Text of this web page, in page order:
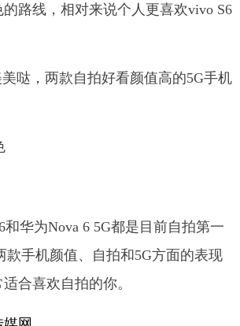
路线，相对来说个人更喜欢vivo S6
和华为Nova 6 5G都是目前自拍第一
款手机颜值、自拍和5G方面的表现
合喜欢自拍的你。